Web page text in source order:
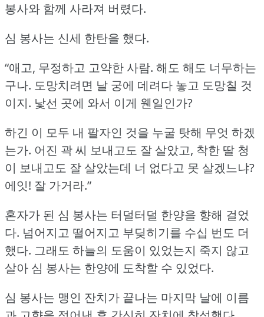
봉사와 함께 사라져 버렸다.
심 봉사는 신세 한탄을 했다.
“애고, 무정하고 고약한 사람. 해도 해도 너무하는
구나. 도망치려면 날 궁에 데려다 놓고 도망칠 것
이지. 낯선 곳에 와서 이게 웬일인가?
하긴 이 모두 내 팔자인 것을 누굴 탓해 무엇 하겠
는가. 어진 곽 씨 보내고도 잘 살았고, 착한 딸 청
이 보내고도 잘 살았는데 너 없다고 못 살겠느냐?
에잇! 잘 가거라.”
혼자가 된 심 봉사는 터덜터덜 한양을 향해 걸었
다. 넘어지고 떨어지고 부딪히기를 수십 번도 더
했다. 그래도 하늘의 도움이 있었는지 죽지 않고
살아 심 봉사는 한양에 도착할 수 있었다.
심 봉사는 맹인 잔치가 끝나는 마지막 날에 이름